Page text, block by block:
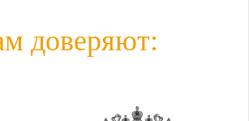
доверяют: